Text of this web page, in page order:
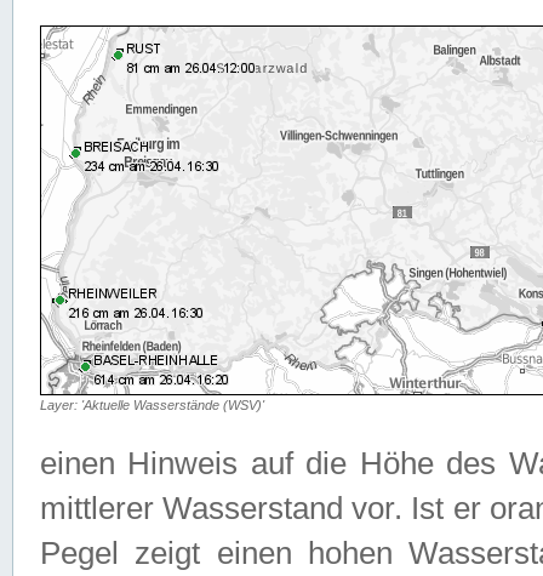
Layer: 'Aktuelle Wasserstände (WSV)'
einen Hinweis auf die Höhe des
mittlerer Wasserstand vor. Ist er
Pegel zeigt einen hohen